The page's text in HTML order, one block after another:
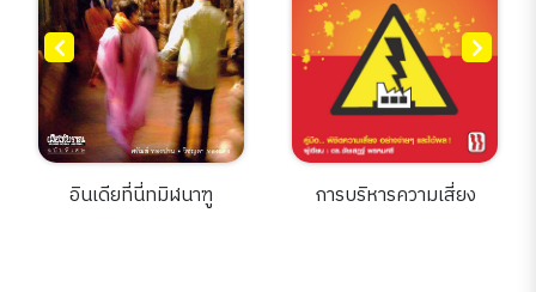
อินเดียที่นี่ทมิฬนาฑู การบริหารความเสี่ยง